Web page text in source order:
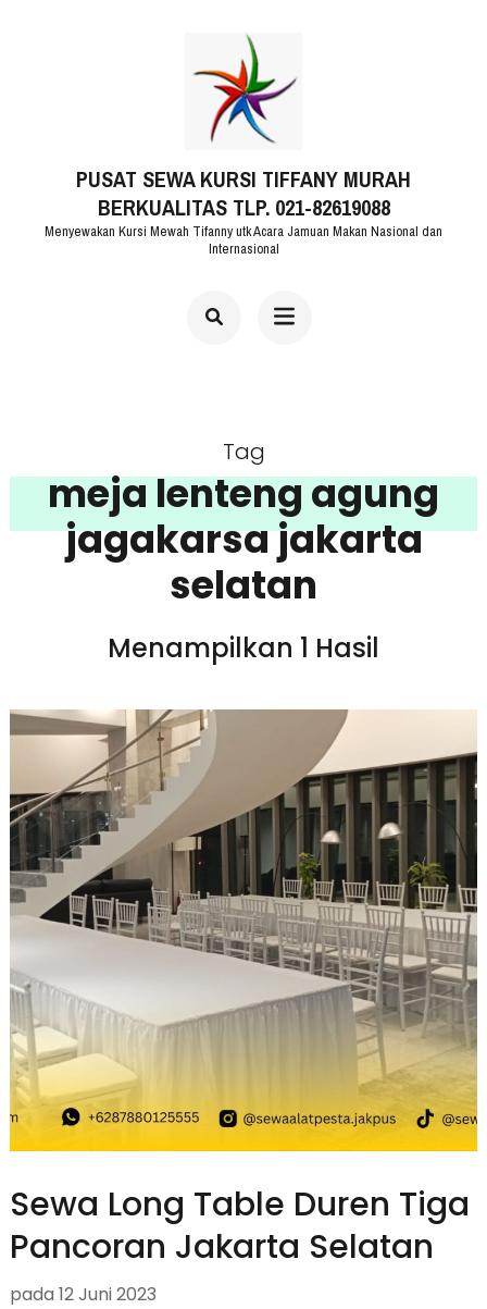
PUSAT SEWA KURSI TIFFANY MURAH
BERKUALITAS TLP. 021-82619088
Menyewakan Kursi Mewah Tifanny utk Acara Jamuan Makan Nasional dan
Internasional
Tag
meja lenteng agung
jagakarsa jakarta
selatan
Menampilkan 1 Hasil
Sewa Long Table Duren Tiga
Pancoran Jakarta Selatan
pada 12 Juni 2023